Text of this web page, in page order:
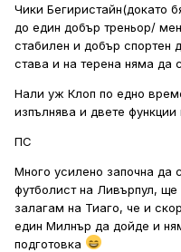
Чики Бегиристайн(докато
до един добър треньор/
стабилен и добър спортен
става и на терена няма да
Нали уж Клоп по едно
изпълнява и двете
ПС
Много усилено започна да
футболист на Ливърпул, ще
залагам на Тиаго, че и
един Милнър да дойде и
подготовка